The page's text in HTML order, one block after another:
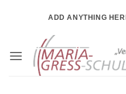
ADD ANYTHING